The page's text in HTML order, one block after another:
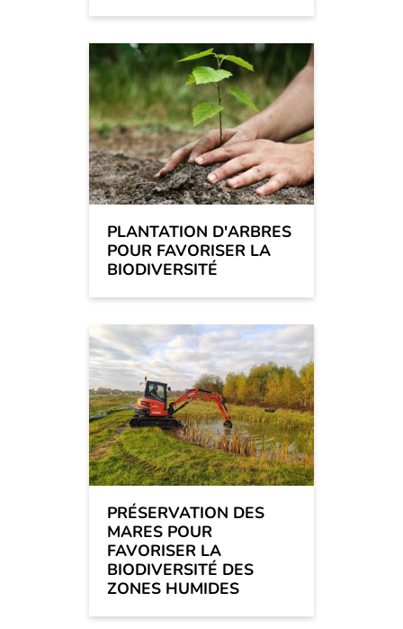
PLANTATION D'ARBRES
POUR FAVORISER LA
BIODIVERSITÉ
PRÉSERVATION DES
MARES POUR
FAVORISER LA
BIODIVERSITÉ DES
ZONES HUMIDES